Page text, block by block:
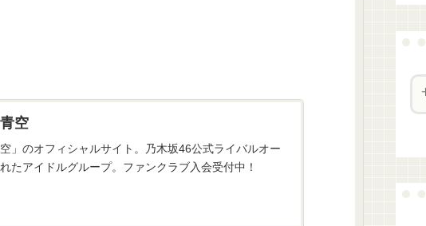
空
」のオフィシャルサイト。乃木坂46公式ライバルオー
たアイドルグループ。ファンクラブ入会受付中！